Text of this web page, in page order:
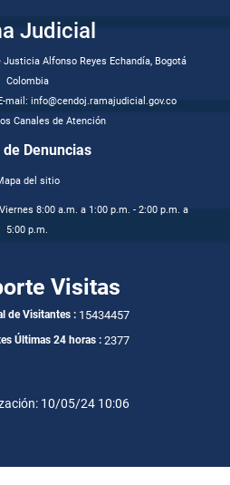
Judicial
Justicia Alfonso Reyes Echandía, Bogotá
Colombia
mail: info@cendoj.ramajudicial.gov.co
Canales de Atención
de Denuncias
del sitio
8:00 a.m. a 1:00 p.m. - 2:00 p.m. a
5:00 p.m.
Visitas
de Visitantes : 15434457
Últimas 24 horas : 2377
10/05/24 10:06